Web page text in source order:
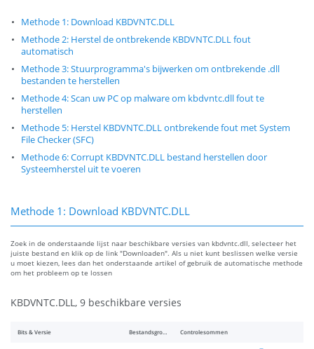
Methode 1: Download KBDVNTC.DLL
Methode 2: Herstel de ontbrekende KBDVNTC.DLL fout
automatisch
Methode 3: Stuurprogramma's bijwerken om ontbrekende .dll
bestanden te herstellen
Methode 4: Scan uw PC op malware om kbdvntc.dll fout te
herstellen
Methode 5: Herstel KBDVNTC.DLL ontbrekende fout met System
File Checker (SFC)
Methode 6: Corrupt KBDVNTC.DLL bestand herstellen door
Systeemherstel uit te voeren
Methode 1: Download KBDVNTC.DLL
Zoek in de onderstaande lijst naar beschikbare versies van kbdvntc.dll, selecteer het
juiste bestand en klik op de link "Downloaden". Als u niet kunt beslissen welke versie
u moet kiezen, lees dan het onderstaande artikel of gebruik de automatische methode
om het probleem op te lossen
KBDVNTC.DLL, 9 beschikbare versies
Bits & Versie Bestandsgrootte Controlesommen